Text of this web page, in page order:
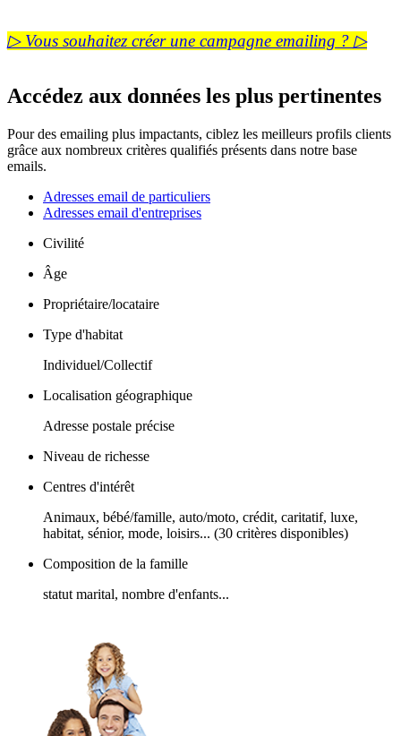
▷ Vous souhaitez créer une campagne emailing ? ▷
Accédez aux données les plus pertinentes
Pour des emailing plus impactants, ciblez les meilleurs profils clients
grâce aux nombreux critères qualifiés présents dans notre base
emails.
Adresses email de particuliers
Adresses email d'entreprises
Civilité
Âge
Propriétaire/locataire
Type d'habitat
Individuel/Collectif
Localisation géographique
Adresse postale précise
Niveau de richesse
Centres d'intérêt
Animaux, bébé/famille, auto/moto, crédit, caritatif, luxe,
habitat, sénior, mode, loisirs... (30 critères disponibles)
Composition de la famille
statut marital, nombre d'enfants...